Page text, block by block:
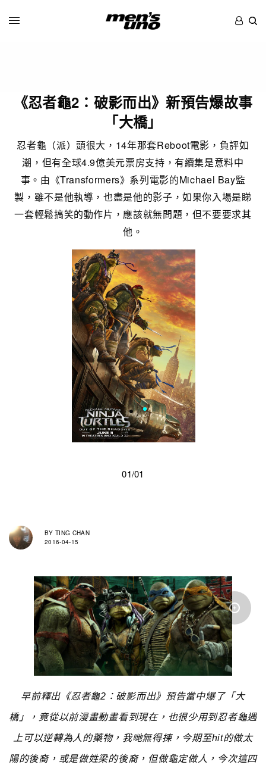
《忍者龜2：破影而出》新預告爆故事
「大橋」
忍者龜（派）頭很大，14年那套Reboot電影，負評如
潮，但有全球4.9億美元票房支持，有續集是意料中
事。由《Transformers》系列電影的Michael Bay監
製，雖不是他執導，也盡是他的影子，如果你入場是睇
一套輕鬆搞笑的動作片，應該就無問題，但不要要求其
他。
01/01
BY TING CHAN
2016-04-15
早前釋出《忍者龜2：破影而出》預告當中爆了「大
橋」，竟從以前漫畫動畫看到現在，也很少用到忍者龜遇
上可以逆轉為人的藥物，我哋無得揀，今期至hit的做太
陽的後裔，或是做姓梁的後裔，但做龜定做人，今次這四